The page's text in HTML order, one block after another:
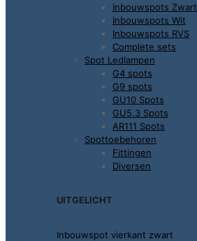
Inbouwspots Zwart
Inbouwspots Wit
Inbouwspots RVS
Complete sets
Spot Ledlampen
G4 spots
G9 spots
GU10 Spots
GU5.3 Spots
AR111 Spots
Spottoebehoren
Fittingen
Diversen
UITGELICHT
Inbouwspot vierkant zwart